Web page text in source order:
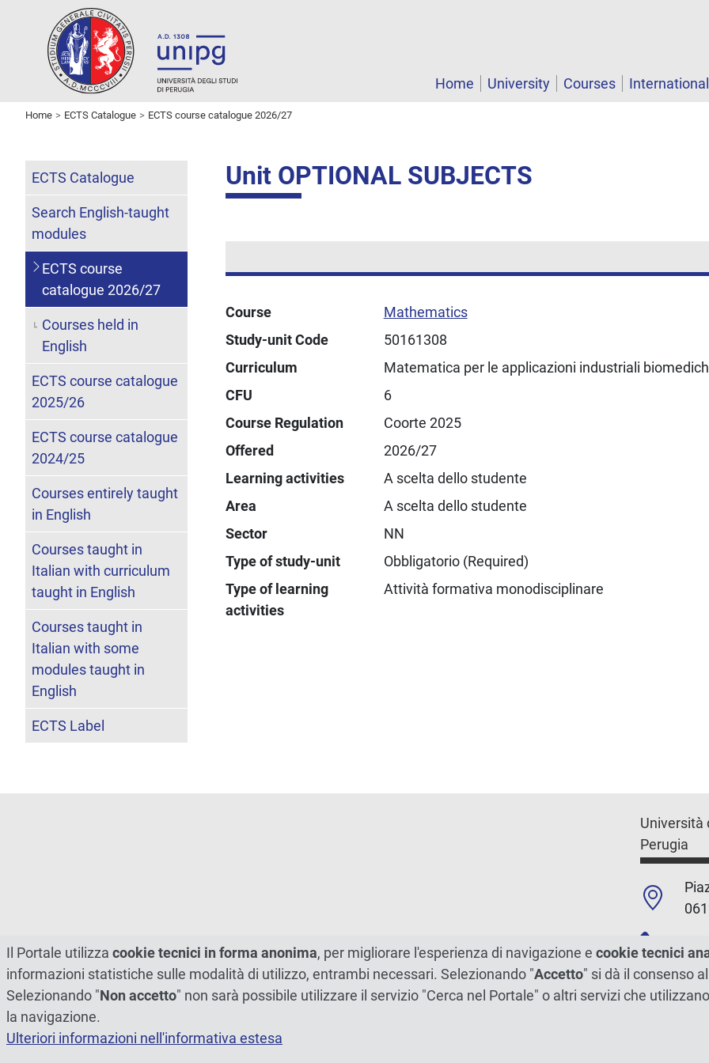
Home University Courses
Home ECTS Catalogue ECTS course catalogue 2026/27
Unit OPTIONAL SUBJECTS
Course
Mathematics
Study-unit Code
50161308
Curriculum
Matematica per le applicazioni industriali
CFU
6
Course Regulation
Coorte 2025
Offered
2026/27
Learning activities
A scelta dello studente
Area
A scelta dello studente
Sector
NN
Type of study-unit
Obbligatorio (Required)
Type of learning
activities
Attività formativa monodisciplinare
ECTS Catalogue
Search English-taught
modules
ECTS course
catalogue 2026/27
Courses held in
English
ECTS course catalogue
2025/26
ECTS course catalogue
2024/25
Courses entirely taught
in English
Courses taught in
Italian with curriculum
taught in English
Courses taught in
Italian with some
modules taught in
English
ECTS Label
Università
Perugia
C.F./P.Iva
Il Portale utilizza cookie tecnici in forma anonima, per migliorare l'esperienza di navigazione e cookie tecnici
informazioni statistiche sulle modalità di utilizzo, entrambi necessari. Selezionando "Accetto" si dà il consenso
Selezionando "Non accetto" non sarà possibile utilizzare il servizio "Cerca nel Portale" o altri servizi che
la navigazione.
Ulteriori informazioni nell'informativa estesa